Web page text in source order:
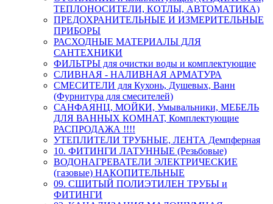
ТЕПЛОНОСИТЕЛИ, КОТЛЫ, АВТОМАТИКА)
ПРЕДОХРАНИТЕЛЬНЫЕ И ИЗМЕРИТЕЛЬНЫЕ
ПРИБОРЫ
РАСХОДНЫЕ МАТЕРИАЛЫ ДЛЯ
САНТЕХНИКИ
ФИЛЬТРЫ для очистки воды и комплектующие
СЛИВНАЯ - НАЛИВНАЯ АРМАТУРА
СМЕСИТЕЛИ для Кухонь, Душевых, Ванн
(Фурнитура для смесителей)
САНФАЯНЦ, МОЙКИ, Умывальники, МЕБЕЛЬ
ДЛЯ ВАННЫХ КОМНАТ, Комплектующие
РАСПРОДАЖА !!!!
УТЕПЛИТЕЛИ ТРУБНЫЕ, ЛЕНТА Демпферная
10. ФИТИНГИ ЛАТУННЫЕ (Резьбовые)
ВОДОНАГРЕВАТЕЛИ ЭЛЕКТРИЧЕСКИЕ
(газовые) НАКОПИТЕЛЬНЫЕ
09. СШИТЫЙ ПОЛИЭТИЛЕН ТРУБЫ и
ФИТИНГИ